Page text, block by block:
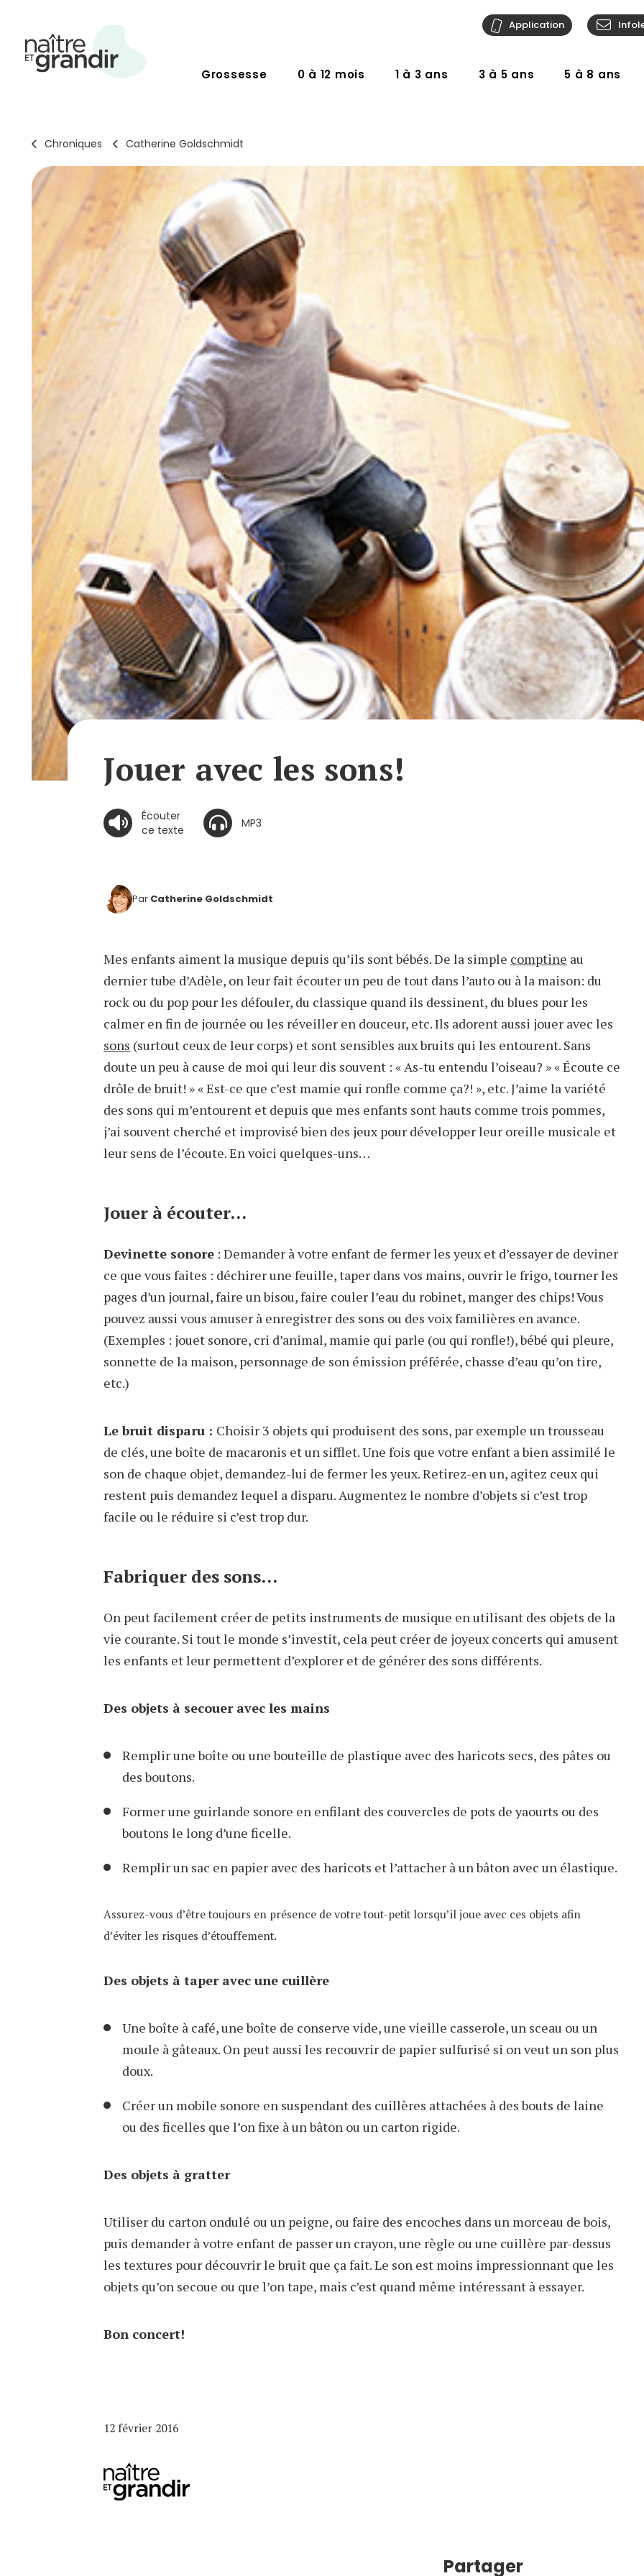
Grossesse 0 à 12 mois 1 à 3 ans 3 à 5 ans 5 à 8 ans
Application
Chroniques Catherine Goldschmidt
Jouer avec les sons!
Écouter
ce texte
MP3
Par Catherine Goldschmidt
Mes enfants aiment la musique depuis qu’ils sont bébés. De la simple comptine au
dernier tube d’Adèle, on leur fait écouter un peu de tout dans l’auto ou à la maison: du
rock ou du pop pour les défouler, du classique quand ils dessinent, du blues pour les
calmer en fin de journée ou les réveiller en douceur, etc. Ils adorent aussi jouer avec les
sons (surtout ceux de leur corps) et sont sensibles aux bruits qui les entourent. Sans
doute un peu à cause de moi qui leur dis souvent : « As-tu entendu l’oiseau? » « Écoute ce
drôle de bruit! » « Est-ce que c’est mamie qui ronfle comme ça?! », etc. J’aime la variété
des sons qui m’entourent et depuis que mes enfants sont hauts comme trois pommes,
j’ai souvent cherché et improvisé bien des jeux pour développer leur oreille musicale et
leur sens de l’écoute. En voici quelques-uns…
Jouer à écouter…
Devinette sonore : Demander à votre enfant de fermer les yeux et d’essayer de deviner
ce que vous faites : déchirer une feuille, taper dans vos mains, ouvrir le frigo, tourner les
pages d’un journal, faire un bisou, faire couler l’eau du robinet, manger des chips! Vous
pouvez aussi vous amuser à enregistrer des sons ou des voix familières en avance.
(Exemples : jouet sonore, cri d’animal, mamie qui parle (ou qui ronfle!), bébé qui pleure,
sonnette de la maison, personnage de son émission préférée, chasse d’eau qu’on tire,
etc.)
Le bruit disparu : Choisir 3 objets qui produisent des sons, par exemple un trousseau
de clés, une boîte de macaronis et un sifflet. Une fois que votre enfant a bien assimilé le
son de chaque objet, demandez-lui de fermer les yeux. Retirez-en un, agitez ceux qui
restent puis demandez lequel a disparu. Augmentez le nombre d’objets si c’est trop
facile ou le réduire si c’est trop dur.
Fabriquer des sons…
On peut facilement créer de petits instruments de musique en utilisant des objets de la
vie courante. Si tout le monde s’investit, cela peut créer de joyeux concerts qui amusent
les enfants et leur permettent d’explorer et de générer des sons différents.
Des objets à secouer avec les mains
Remplir une boîte ou une bouteille de plastique avec des haricots secs, des pâtes ou
des boutons.
Former une guirlande sonore en enfilant des couvercles de pots de yaourts ou des
boutons le long d’une ficelle.
Remplir un sac en papier avec des haricots et l’attacher à un bâton avec un élastique.
Assurez-vous d’être toujours en présence de votre tout-petit lorsqu’il joue avec ces objets afin
d’éviter les risques d’étouffement.
Des objets à taper avec une cuillère
Une boîte à café, une boîte de conserve vide, une vieille casserole, un sceau ou un
moule à gâteaux. On peut aussi les recouvrir de papier sulfurisé si on veut un son plus
doux.
Créer un mobile sonore en suspendant des cuillères attachées à des bouts de laine
ou des ficelles que l’on fixe à un bâton ou un carton rigide.
Des objets à gratter
Utiliser du carton ondulé ou un peigne, ou faire des encoches dans un morceau de bois,
puis demander à votre enfant de passer un crayon, une règle ou une cuillère par-dessus
les textures pour découvrir le bruit que ça fait. Le son est moins impressionnant que les
objets qu’on secoue ou que l’on tape, mais c’est quand même intéressant à essayer.
Bon concert!
12 février 2016
Partager